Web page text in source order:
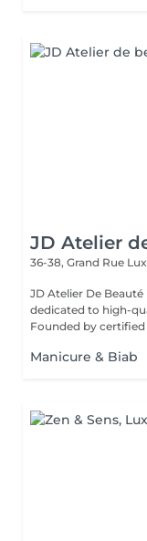
JD Atelier
36-38, Grand Rue
JD Atelier De
dedicated to high-
Founded by certified
Manicure & Biab